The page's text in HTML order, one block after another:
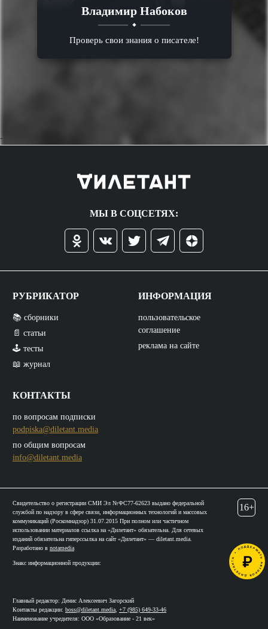
Владимир Набоков
Проверь свои знания о писателе!
->
МЫ В СОЦСЕТЯХ:
РУБРИКАТОР
📚 сборники
📄 статьи
🕹️ тесты
📖 журнал
КОНТАКТЫ
по вопросам подписки
podpiska@diletant.media
по общим вопросам
info@diletant.media
ИНФОРМАЦИЯ
пользовательское
соглашение
реклама на сайте
Свидетельство о регистрации СМИ Эл №ФС77-62623 выдано федеральной
службой по надзору в сфере связи, информационных технологий и массовых
коммуникаций (Роскомнадзор) 31.07.2015 При полном или частичном
использовании материалов ссылка на «Дилетант» обязательна. Для сетевых
изданий обязательна гиперссылка на сайт «Дилетант» — diletant.media.
Разработано в notamedia
Знакс информационной продукции:
Главный редактор: Денис Алексеевич Загорский
Контакты редакции: boss@diletant.media +7 (985) 649-33-46
Наименование учредителя: ООО «Образование - 21 век»
16+